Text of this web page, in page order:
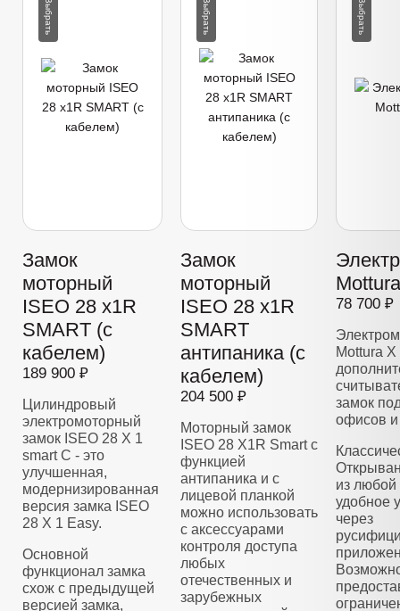
Замок
моторный
ISEO 28 x1R
SMART (с
кабелем)
189 900 ₽
Цилиндровый
электромоторный
замок ISEO 28 Х 1
smart C - это
улучшенная,
модернизированная
версия замка ISEO
28 X 1 Easy.
Основной
функционал замка
схож с предыдущей
версией замка,
Замок
моторный
ISEO 28 x1R
SMART
антипаника (с
кабелем)
204 500 ₽
Моторный замок
ISEO 28 X1R Smart с
функцией
антипаника и с
лицевой планкой
можно использовать
с аксессуарами
контроля доступа
любых
отечественных и
зарубежных
78 700 ₽
Mottura
замок
офисов и
из любой
удобное
через